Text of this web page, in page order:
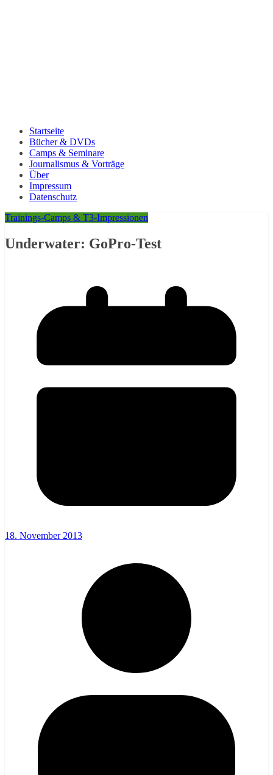
Startseite
Bücher & DVDs
Camps & Seminare
Journalismus & Vorträge
Über
Impressum
Datenschutz
Trainings-Camps & T3-Impressionen
Underwater: GoPro-Test
18. November 2013